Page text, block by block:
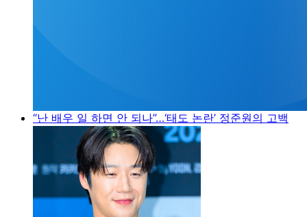
“난 배우 일 하면 안 되나”…‘태도 논란’ 정준원의 고백